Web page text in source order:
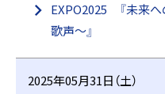
EXPO2025 『未来
歌声～』
2025年05月31日（土）